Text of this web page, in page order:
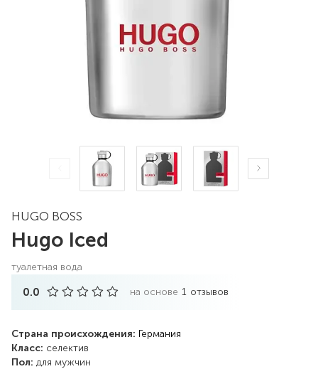
HUGO BOSS
Hugo Iced
туалетная вода
0.0 на основе 1 отзывов
Страна происхождения: Германия
Класс: селектив
Пол: для мужчин